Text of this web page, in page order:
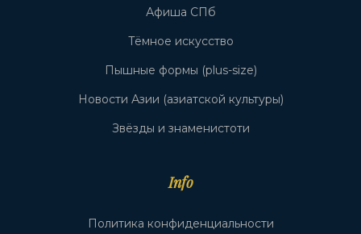
Афиша СПб
Тёмное искусство
Пышные формы (plus-size)
Новости Азии (азиатской культуры)
Звёзды и знаменистоти
Info
Политика конфиденциальности